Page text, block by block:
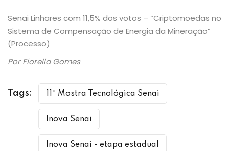
Senai Linhares com 11,5% dos votos – “Criptomoedas no
Sistema de Compensação de Energia da Mineração”
(Processo)
Por Fiorella Gomes
Tags: 11ª Mostra Tecnológica Senai
Inova Senai
Inova Senai - etapa estadual